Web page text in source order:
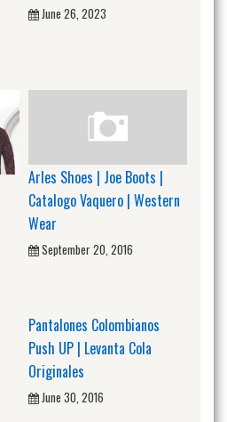
June 26, 2023
Arles Shoes | Joe Boots |
Catalogo Vaquero | Western
Wear
September 20, 2016
Pantalones Colombianos
Push UP | Levanta Cola
Originales
June 30, 2016